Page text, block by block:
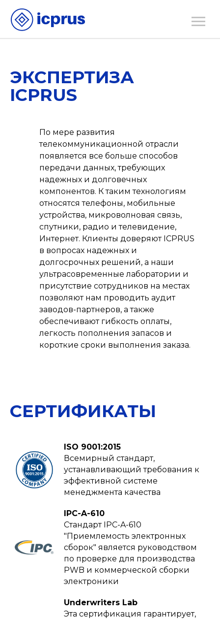
ЭКСПЕРТИЗА
ICPRUS
По мере развития
телекоммуникационной отрасли
появляется все больше способов
передачи данных, требующих
надежных и долговечных
компонентов. К таким технологиям
относятся телефоны, мобильные
устройства, микроволновая связь,
спутники, радио и телевидение,
Интернет. Клиенты доверяют ICPRUS
в вопросах надежных и
долгосрочных решений, а наши
ультрасовременные лаборатории и
присутствие сотрудников на местах
позволяют нам проводить аудит
заводов-партнеров, а также
обеспечивают гибкость оплаты,
легкость пополнения запасов и
короткие сроки выполнения заказа.
СЕРТИФИКАТЫ
ISO 9001:2015
Всемирный стандарт,
устанавливающий требования к
эффективной системе
менеджмента качества
IPC-A-610
Стандарт IPC-A-610
"Приемлемость электронных
сборок" является руководством
по проверке для производства
PWB и коммерческой сборки
электроники
Underwriters Lab
Эта сертификация гарантирует,